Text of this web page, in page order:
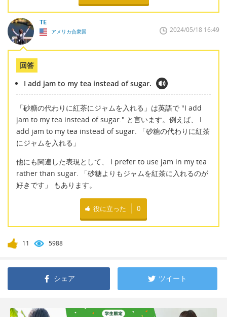
TE
アメリカ合衆国 2024/05/18 16:49
回答
I add jam to my tea instead of sugar.
「砂糖の代わりに紅茶にジャムを入れる」は英語で "I add
jam to my tea instead of sugar." と言います。例えば、 I
add jam to my tea instead of sugar. 「砂糖の代わりに紅茶
にジャムを入れる」
他にも関連した表現として、 I prefer to use jam in my tea
rather than sugar. 「砂糖よりもジャムを紅茶に入れるのが
好きです」 もあります。
役に立った 0
11 5988
シェア ツイート